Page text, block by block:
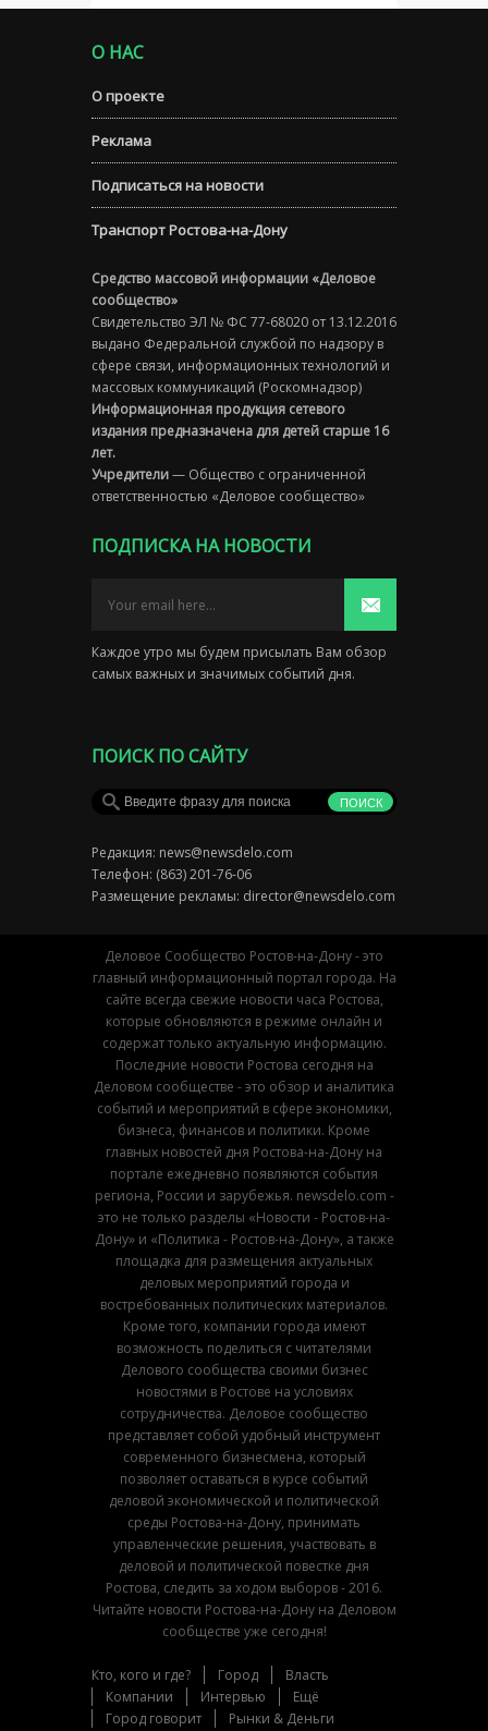
О НАС
О проекте
Реклама
Подписаться на новости
Транспорт Ростова-на-Дону
Средство массовой информации «Деловое
сообщество»
Свидетельство ЭЛ № ФС 77-68020 от 13.12.2016
выдано Федеральной службой по надзору в
сфере связи, информационных технологий и
массовых коммуникаций (Роскомнадзор)
Информационная продукция сетевого
издания предназначена для детей старше 16
лет.
Учредители— Общество с ограниченной
ответственностью «Деловое сообщество»
ПОДПИСКА НА НОВОСТИ
Каждое утро мы будем присылать Вам обзор
самых важных и значимых событий дня.
ПОИСК ПО САЙТУ
Редакция: news@newsdelo.com
Телефон: (863) 201-76-06
Размещение рекламы: director@newsdelo.com
Деловое Сообщество Ростов-на-Дону - это
главный информационный портал города. На
сайте всегда свежие новости часа Ростова,
которые обновляются в режиме онлайн и
содержат только актуальную информацию.
Последние новости Ростова сегодня на
Деловом сообществе - это обзор и аналитика
событий и мероприятий в сфере экономики,
бизнеса, финансов и политики. Кроме
главных новостей дня Ростова-на-Дону на
портале ежедневно появляются события
региона, России и зарубежья. newsdelo.com -
это не только разделы «Новости - Ростов-на-
Дону» и «Политика - Ростов-на-Дону», а также
площадка для размещения актуальных
деловых мероприятий города и
востребованных политических материалов.
Кроме того, компании города имеют
возможность поделиться с читателями
Делового сообщества своими бизнес
новостями в Ростове на условиях
сотрудничества. Деловое сообщество
представляет собой удобный инструмент
современного бизнесмена, который
позволяет оставаться в курсе событий
деловой экономической и политической
среды Ростова-на-Дону, принимать
управленческие решения, участвовать в
деловой и политической повестке дня
Ростова, следить за ходом выборов - 2016.
Читайте новости Ростова-на-Дону на Деловом
сообществе уже сегодня!
Кто, кого и где? Город
Власть
Компании
Интервью
Ещё
Город говорит
Рынки & Деньги